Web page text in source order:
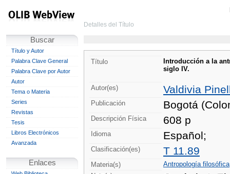
Buscar
Título y Autor
Palabra Clave General
Palabra Clave por Autor
Autor
Tema o Materia
Series
Revistas
Tesis
Libros Electrónicos
Avanzada
Enlaces
Detalles del Título
Título
Introducción a la
siglo IV.
Autor(es) Valdivia
Publicación Bogotá
Descripción Física 608 p
Idioma Español;
Clasificación(es) T 11.89
Materia(s) Antropología filosófica